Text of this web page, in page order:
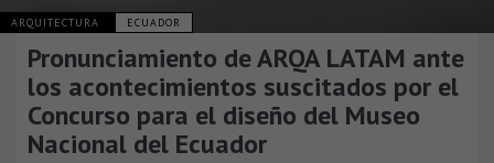
ARQUITECTURA ECUADOR
Pronunciamiento de ARQA LATAM ante
los acontecimientos suscitados por el
Concurso para el diseño del Museo
Nacional del Ecuador